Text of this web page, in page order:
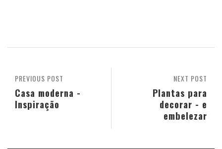
NEXT POST
Plantas para
decorar - e
embelezar
PREVIOUS POST
Casa moderna -
Inspiração